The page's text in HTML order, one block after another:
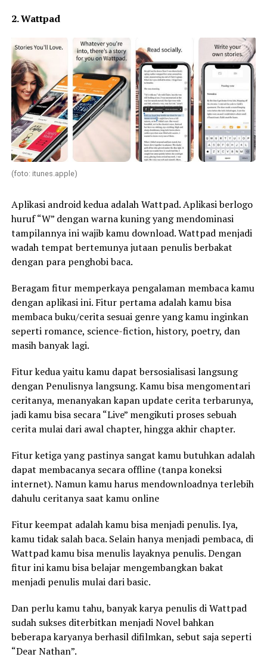
2. Wattpad
(foto: itunes.apple)
Aplikasi android kedua adalah Wattpad. Aplikasi berlogo
huruf “W” dengan warna kuning yang mendominasi
tampilannya ini wajib kamu download. Wattpad menjadi
wadah tempat bertemunya jutaan penulis berbakat
dengan para penghobi baca.
Beragam fitur memperkaya pengalaman membaca kamu
dengan aplikasi ini. Fitur pertama adalah kamu bisa
membaca buku/cerita sesuai genre yang kamu inginkan
seperti romance, science-fiction, history, poetry, dan
masih banyak lagi.
Fitur kedua yaitu kamu dapat bersosialisasi langsung
dengan Penulisnya langsung. Kamu bisa mengomentari
ceritanya, menanyakan kapan update cerita terbarunya,
jadi kamu bisa secara “Live” mengikuti proses sebuah
cerita mulai dari awal chapter, hingga akhir chapter.
Fitur ketiga yang pastinya sangat kamu butuhkan adalah
dapat membacanya secara offline (tanpa koneksi
internet). Namun kamu harus mendownloadnya terlebih
dahulu ceritanya saat kamu online
Fitur keempat adalah kamu bisa menjadi penulis. Iya,
kamu tidak salah baca. Selain hanya menjadi pembaca, di
Wattpad kamu bisa menulis layaknya penulis. Dengan
fitur ini kamu bisa belajar mengembangkan bakat
menjadi penulis mulai dari basic.
Dan perlu kamu tahu, banyak karya penulis di Wattpad
sudah sukses diterbitkan menjadi Novel bahkan
beberapa karyanya berhasil difilmkan, sebut saja seperti
“Dear Nathan”.